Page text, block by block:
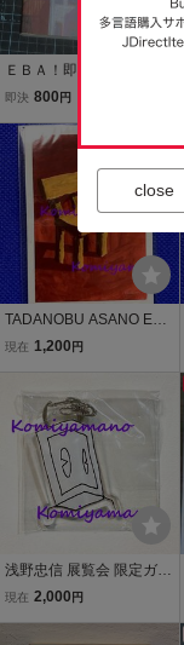
ＥＢＡ！即決。Ｔａｄａ
ｎｏｂｕ Ａｓａｎｏ浅
ｅｒｒｏｒ リトルモア
即決 800 円
TADANOBU ASANO EXH
IBITION FREAK 浅野忠信
優賞ノミネート イスと犬
現在 1,200 円
浅野忠信 展覧会 限定ガチ
ャ アクリルキーホルダー
現在 2,000 円
close